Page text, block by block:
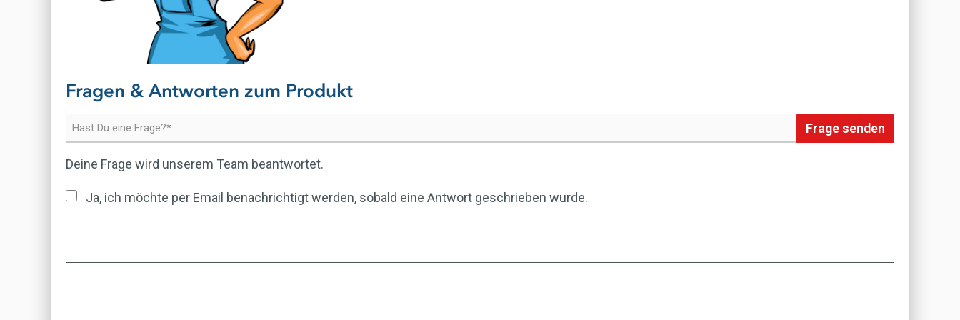
Fragen & Antworten zum Produkt
Frage senden
Deine Frage wird unserem Team beantwortet.
Ja, ich möchte per Email benachrichtigt werden, sobald eine Antwort geschrieben wurde.